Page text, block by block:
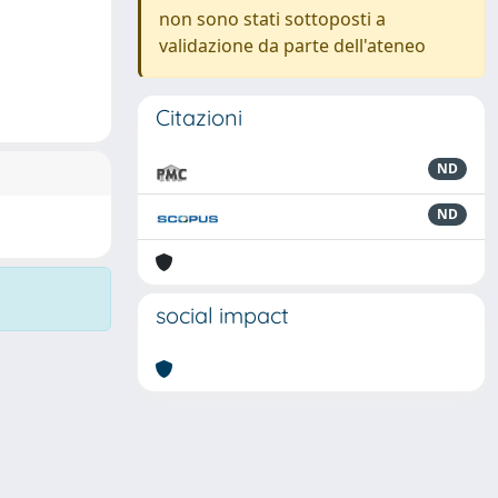
non sono stati sottoposti a
validazione da parte dell'ateneo
Citazioni
ND
ND
social impact